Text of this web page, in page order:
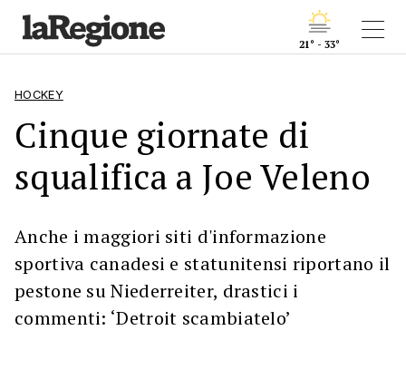
21° - 33°
HOCKEY
Cinque giornate di
squalifica a Joe Veleno
Anche i maggiori siti d'informazione
sportiva canadesi e statunitensi riportano il
pestone su Niederreiter, drastici i
commenti: ‘Detroit scambiatelo’